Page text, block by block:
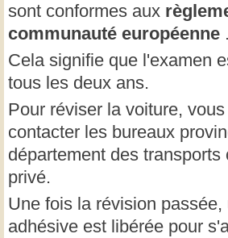
sont conformes aux
communauté européenne .
Cela signifie que l'examen
tous les deux ans.
Pour réviser la voiture,
contacter les bureaux
département des transports
privé.
Une fois la révision
adhésive est libérée pour